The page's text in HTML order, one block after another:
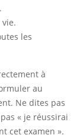
les
à
au
Ne dites pas
« je réussirai
cet examen ».